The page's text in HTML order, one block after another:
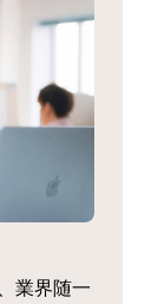
業界随一